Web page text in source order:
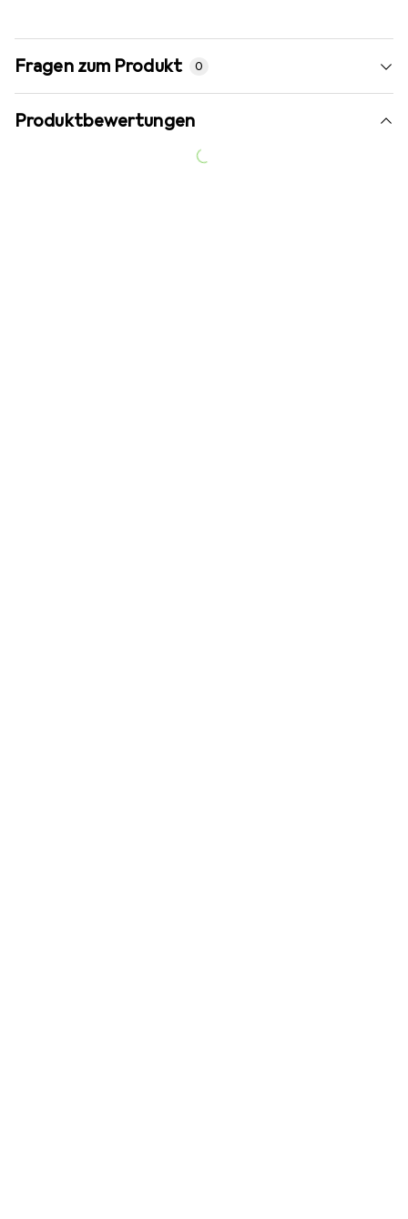
Fragen zum Produkt 0
Produktbewertungen